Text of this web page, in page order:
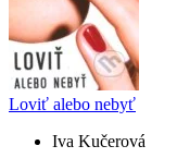
Loviť alebo nebyť
Iva Kučerová